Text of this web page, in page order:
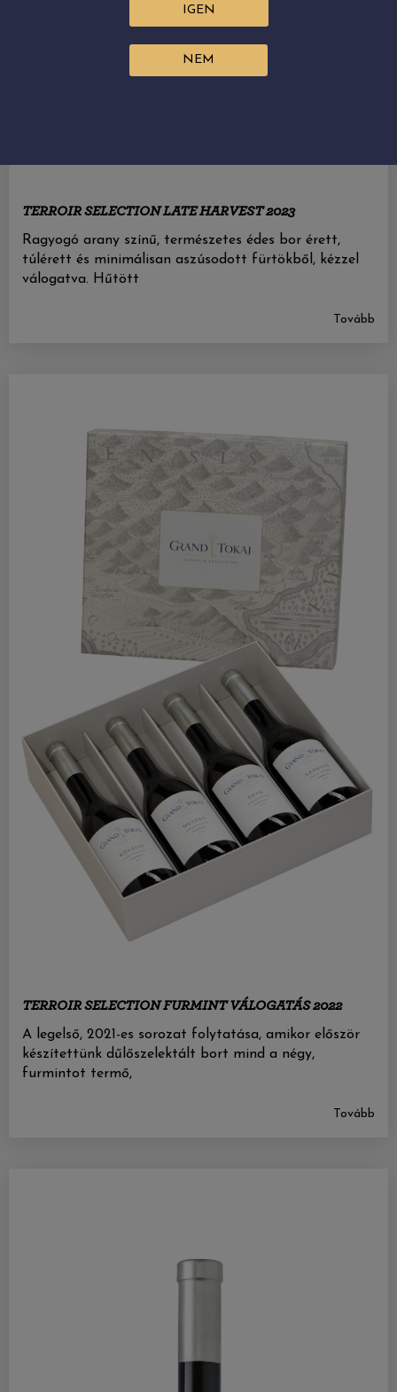
TERROIR SELECTION LATE HARVEST 2023
Ragyogó arany színű, természetes édes bor érett,
túlérett és minimálisan aszúsodott fürtökből, kézzel
válogatva. Hűtött
Tovább
TERROIR SELECTION FURMINT VÁLOGATÁS 2022
A legelső, 2021-es sorozat folytatása, amikor először
készítettünk dűlőszelektált bort mind a négy,
furmintot termő,
Tovább
IGEN
NEM